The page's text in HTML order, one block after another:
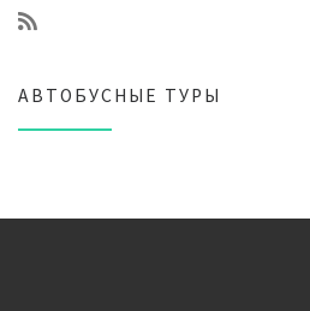
АВТОБУСНЫЕ ТУРЫ